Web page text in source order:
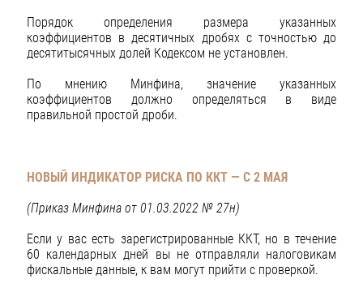
Порядок определения размера указанных
коэффициентов в десятичных дробях с точностью до
десятитысячных долей Кодексом не установлен.
По мнению Минфина, значение указанных
коэффициентов должно определяться в виде
правильной простой дроби.
НОВЫЙ ИНДИКАТОР РИСКА ПО ККТ — С 2 МАЯ
(Приказ Минфина от 01.03.2022 № 27н)
Если у вас есть зарегистрированные ККТ, но в течение
60 календарных дней вы не отправляли налоговикам
фискальные данные, к вам могут прийти с проверкой.